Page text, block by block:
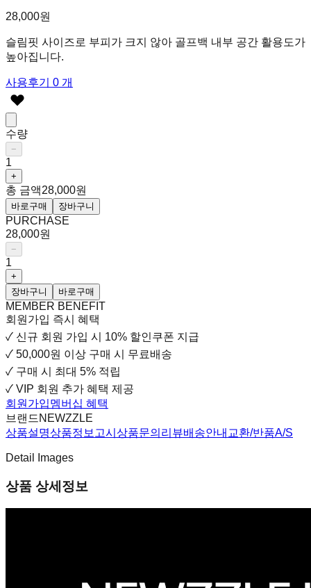
28,000원
슬림핏 사이즈로 부피가 크지 않아 골프백 내부 공간 활용도가
높아집니다.
사용후기 0 개
수량
−
1
+
총 금액28,000원
바로구매 장바구니
PURCHASE
28,000원
−
1
+
장바구니
바로구매
MEMBER BENEFIT
회원가입 즉시 혜택
✓ 신규 회원 가입 시 10% 할인쿠폰 지급
✓ 50,000원 이상 구매 시 무료배송
✓ 구매 시 최대 5% 적립
✓ VIP 회원 추가 혜택 제공
회원가입멤버십 혜택
브랜드 NEWZZLE
상품설명상품정보고시 상품문의 리뷰배송안내 교환/반품A/S
Detail Images
상품 상세정보